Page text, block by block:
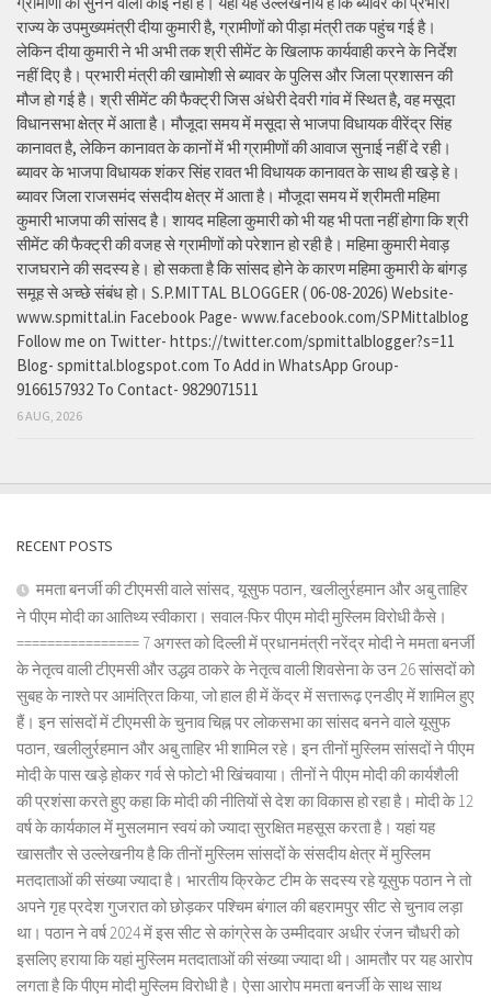
राज्य के उपमुख्यमंत्री दीया कुमारी है, ग्रामीणों को पीड़ा मंत्री तक पहुंच गई है।
लेकिन दीया कुमारी ने भी अभी तक श्री सीमेंट के खिलाफ कार्यवाही करने के निर्देश
नहीं दिए है। प्रभारी मंत्री की खामोशी से ब्यावर के पुलिस और जिला प्रशासन की
मौज हो गई है। श्री सीमेंट की फैक्ट्री जिस अंधेरी देवरी गांव में स्थित है, वह मसूदा
विधानसभा क्षेत्र में आता है। मौजूदा समय में मसूदा से भाजपा विधायक वीरेंद्र सिंह
कानावत है, लेकिन कानावत के कानों में भी ग्रामीणों की आवाज सुनाई नहीं दे रही।
ब्यावर के भाजपा विधायक शंकर सिंह रावत भी विधायक कानावत के साथ ही खड़े हे।
ब्यावर जिला राजसमंद संसदीय क्षेत्र में आता है। मौजूदा समय में श्रीमती महिमा
कुमारी भाजपा की सांसद है। शायद महिला कुमारी को भी यह भी पता नहीं होगा कि श्री
सीमेंट की फैक्ट्री की वजह से ग्रामीणों को परेशान हो रही है। महिमा कुमारी मेवाड़
राजघराने की सदस्य हे। हो सकता है कि सांसद होने के कारण महिमा कुमारी के बांगड़
समूह से अच्छे संबंध हो। S.P.MITTAL BLOGGER ( 06-08-2026) Website-
www.spmittal.in Facebook Page- www.facebook.com/SPMittalblog
Follow me on Twitter- https://twitter.com/spmittalblogger?s=11
Blog- spmittal.blogspot.com To Add in WhatsApp Group-
9166157932 To Contact- 9829071511
6 AUG, 2026
RECENT POSTS
ममता बनर्जी की टीएमसी वाले सांसद, यूसुफ पठान, खलीलुर्रहमान और अबु ताहिर
ने पीएम मोदी का आतिथ्य स्वीकारा। सवाल-फिर पीएम मोदी मुस्लिम विरोधी कैसे।
================ 7 अगस्त को दिल्ली में प्रधानमंत्री नरेंद्र मोदी ने ममता बनर्जी
के नेतृत्व वाली टीएमसी और उद्धव ठाकरे के नेतृत्व वाली शिवसेना के उन 26 सांसदों को
सुबह के नाश्ते पर आमंत्रित किया, जो हाल ही में केंद्र में सत्तारूढ़ एनडीए में शामिल हुए
हैं। इन सांसदों में टीएमसी के चुनाव चिह्न पर लोकसभा का सांसद बनने वाले यूसुफ
पठान, खलीलुर्रहमान और अबु ताहिर भी शामिल रहे। इन तीनों मुस्लिम सांसदों ने पीएम
मोदी के पास खड़े होकर गर्व से फोटो भी खिंचवाया। तीनों ने पीएम मोदी की कार्यशैली
की प्रशंसा करते हुए कहा कि मोदी की नीतियों से देश का विकास हो रहा है। मोदी के 12
वर्ष के कार्यकाल में मुसलमान स्वयं को ज्यादा सुरक्षित महसूस करता है। यहां यह
खासतौर से उल्लेखनीय है कि तीनों मुस्लिम सांसदों के संसदीय क्षेत्र में मुस्लिम
मतदाताओं की संख्या ज्यादा है। भारतीय क्रिकेट टीम के सदस्य रहे यूसुफ पठान ने तो
अपने गृह प्रदेश गुजरात को छोड़कर पश्चिम बंगाल की बहरामपुर सीट से चुनाव लड़ा
था। पठान ने वर्ष 2024 में इस सीट से कांग्रेस के उम्मीदवार अधीर रंजन चौधरी को
इसलिए हराया कि यहां मुस्लिम मतदाताओं की संख्या ज्यादा थी। आमतौर पर यह आरोप
लगता है कि पीएम मोदी मुस्लिम विरोधी है। ऐसा आरोप ममता बनर्जी के साथ साथ